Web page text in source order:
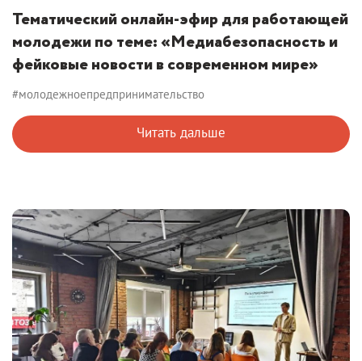
Тематический онлайн-эфир для работающей
молодежи по теме: «Медиабезопасность и
фейковые новости в современном мире»
#молодежноепредпринимательство
Читать дальше